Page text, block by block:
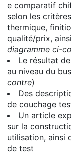
e comparatif
selon les
thermique,
qualité/prix,
diagramme ci-
Le résultat
au niveau du
contre)
Des
de couchage
Un article
sur la
utilisation, ainsi
de test